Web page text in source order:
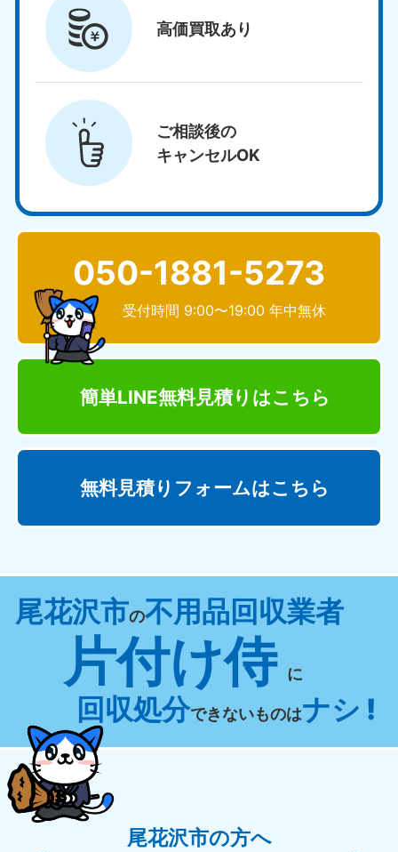
高価買取あり
ご相談後の
キャンセルOK
050-1881-5273
受付時間 9:00〜19:00 年中無休
簡単LINE無料見積り はこちら
無料見積りフォームはこちら
尾花沢市の不用品回収業者
片付け侍 に
回収処分できないものはナシ !
尾花沢市の方へ